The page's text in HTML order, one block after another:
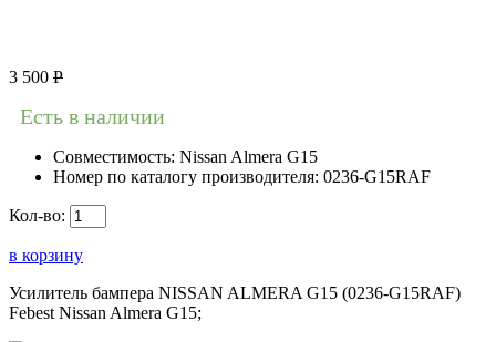
3 500 Р
Есть в наличии
Совместимость: Nissan Almera G15
Номер по каталогу производителя: 0236-G15RAF
Кол-во:
в корзину
Усилитель бампера NISSAN ALMERA G15 (0236-G15RAF)
Febest Nissan Almera G15;